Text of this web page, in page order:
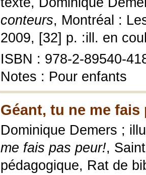
conteurs, Montréal :
2009, [32] p. :ill. en
ISBN : 978-2-89540-
Notes : Pour enfants
Géant, tu ne me fais
Dominique Demers ;
me fais pas peur!,
pédagogique, Rat de